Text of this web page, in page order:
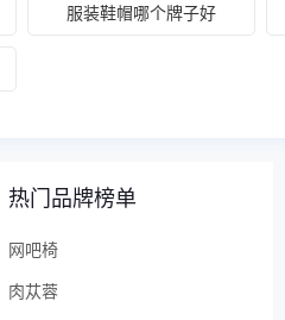
服装鞋帽哪个牌子好
热门品牌榜单
网吧椅
肉苁蓉